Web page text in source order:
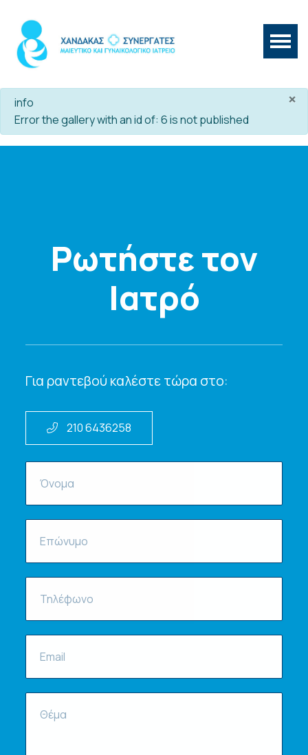
×
info
Error the gallery with an id of: 6 is not published
Ρωτήστε τον
Ιατρό
Για ραντεβού καλέστε τώρα στο:
210 6436258